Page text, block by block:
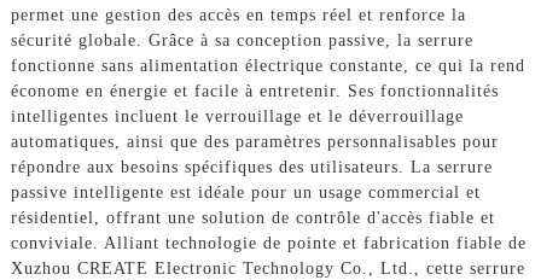
permet une gestion des accès en temps réel et renforce la
sécurité globale. Grâce à sa conception passive, la serrure
fonctionne sans alimentation électrique constante, ce qui la rend
économe en énergie et facile à entretenir. Ses fonctionnalités
intelligentes incluent le verrouillage et le déverrouillage
automatiques, ainsi que des paramètres personnalisables pour
répondre aux besoins spécifiques des utilisateurs. La serrure
passive intelligente est idéale pour un usage commercial et
résidentiel, offrant une solution de contrôle d'accès fiable et
conviviale. Alliant technologie de pointe et fabrication fiable de
Xuzhou CREATE Electronic Technology Co., Ltd., cette serrure